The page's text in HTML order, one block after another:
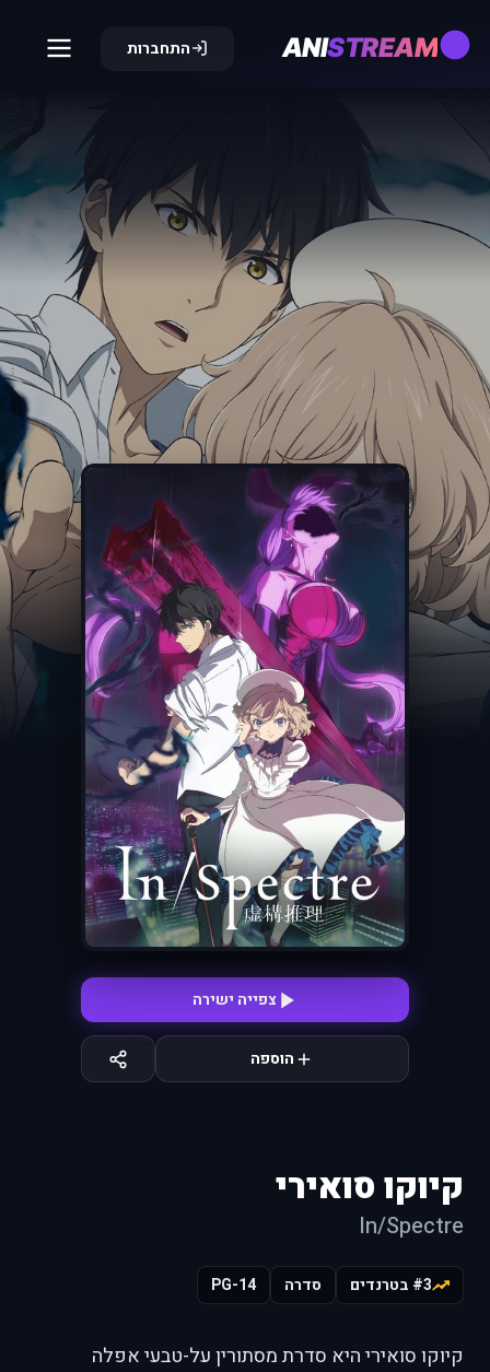
ANISTREAM התחברות
צפייה ישירה
הוספה
קיוקו סואירי
In/Spectre
#3 בטרנדים סדרה PG-14
קיוקו סואירי היא סדרת מסתורין על-טבעי אפלה